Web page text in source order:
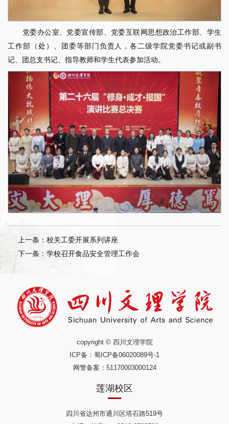
党委办公室、党委宣传部、党委互联网思想政治工作部、学生
工作部（处）、团委等部门负责人，各二级学院党委书记或副书
记、团总支书记、指导教师和学生代表参加活动。
上一条：校关工委开展系列讲座
下一条：学校召开食品安全管理工作会
copyright © 四川文理学院
ICP备： 蜀ICP备06020089号-1
网警备案：51170003000124
莲湖校区
四川省达州市通川区塔石路519号